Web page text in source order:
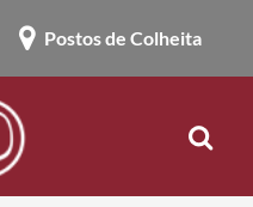
Postos de Colheita